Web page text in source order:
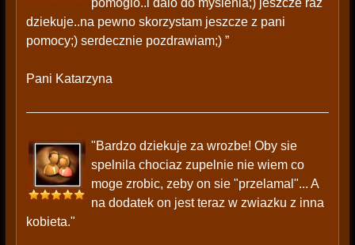
pomoglo..i dalo do myslenia;) jeszcze raz
dziekuje..na pewno skorzystam jeszcze z pani
pomocy;) serdecznie pozdrawiam;) ”
Pani Katarzyna
"Bardzo dziekuje za wrozbe! Oby sie
spelnila chociaz zupelnie nie wiem co
moge zrobic, zeby on sie "przelamal"... A
na dodatek on jest teraz w zwiazku z inna
kobieta."